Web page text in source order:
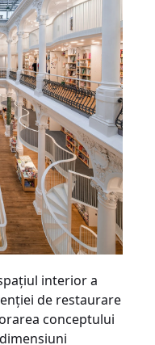
interior a
de restaurare
conceptului